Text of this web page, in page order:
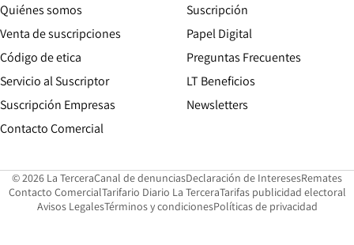
Quiénes somos
Venta de suscripciones
Código de etica Opens in new window
Servicio al Suscriptor
Suscripción Empresas
Contacto Comercial
Suscripción
Papel Digital
Preguntas Frecuentes
LT Beneficios
Newsletters
© 2026 La TerceraCanal de denunciasOpens in new window
Declaración de InteresesOpens in
Remates
Contacto ComercialOpens in new window
Tarifario Diario La TerceraOpens in new window
Tarifas publicidad electoral
Avisos LegalesOpens in new window
Términos y condicionesPolíticas de privacidad